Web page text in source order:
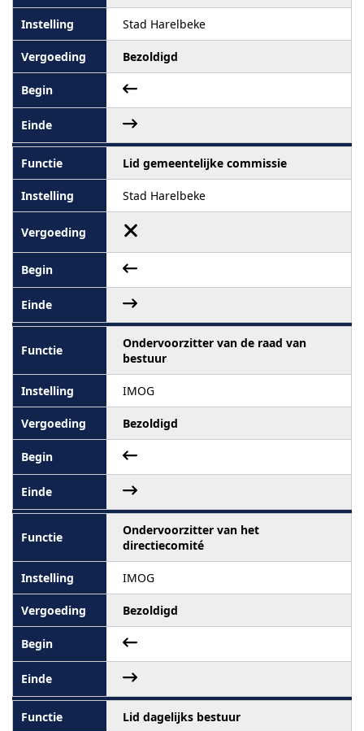
Stad Harelbeke
Bezoldigd
Lid gemeentelijke commissie
Stad Harelbeke
Ondervoorzitter van de raad van
bestuur
IMOG
Bezoldigd
Ondervoorzitter van het
directiecomité
IMOG
Bezoldigd
Lid dagelijks bestuur